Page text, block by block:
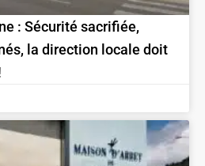
: Sécurité sacrifiée,
la direction locale doit